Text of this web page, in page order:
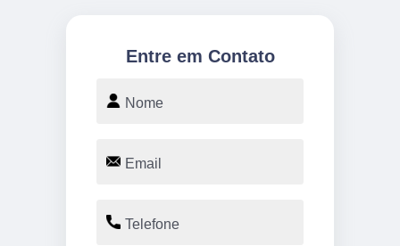
Entre em Contato